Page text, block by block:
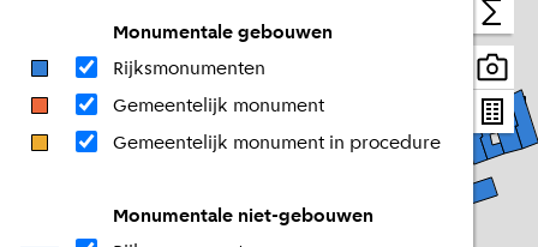
Monumentale gebouwen
Rijksmonumenten
Gemeentelijk monument
Gemeentelijk monument in procedure
Monumentale niet-gebouwen